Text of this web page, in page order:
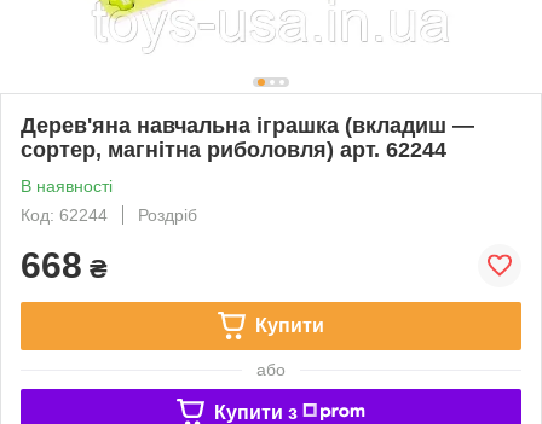
Дерев'яна навчальна іграшка (вкладиш —
сортер, магнітна риболовля) арт. 62244
В наявності
Код: 62244
Роздріб
668 ₴
Купити
або
Купити з